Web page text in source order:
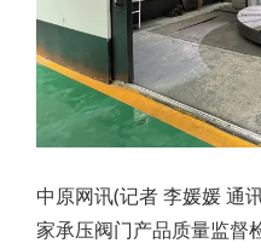
中原网讯(记者 李媛媛 通
家承压阀门产品质量监督